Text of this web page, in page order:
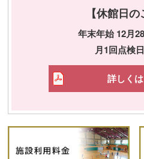
【休館日の
年末年始 12月
月1回点検
詳しく